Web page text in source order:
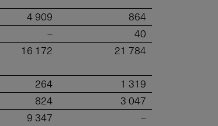
4 909
864
–
40
16 172 21 784
264
1 319
824
3 047
9 347
–